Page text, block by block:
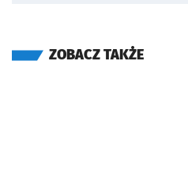
ZOBACZ TAKŻE